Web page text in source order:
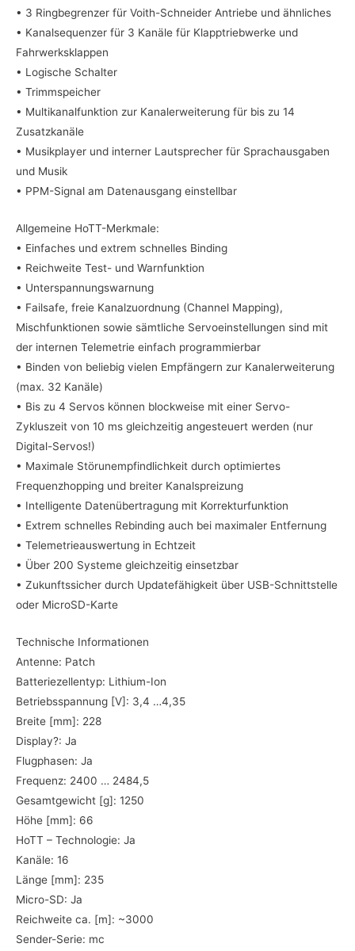
• 3 Ringbegrenzer für Voith-Schneider Antriebe und ähnliches
• Kanalsequenzer für 3 Kanäle für Klapptriebwerke und
Fahrwerksklappen
• Logische Schalter
• Trimmspeicher
• Multikanalfunktion zur Kanalerweiterung für bis zu 14
Zusatzkanäle
• Musikplayer und interner Lautsprecher für Sprachausgaben
und Musik
• PPM-Signal am Datenausgang einstellbar
Allgemeine HoTT-Merkmale:
• Einfaches und extrem schnelles Binding
• Reichweite Test- und Warnfunktion
• Unterspannungswarnung
• Failsafe, freie Kanalzuordnung (Channel Mapping),
Mischfunktionen sowie sämtliche Servoeinstellungen sind mit
der internen Telemetrie einfach programmierbar
• Binden von beliebig vielen Empfängern zur Kanalerweiterung
(max. 32 Kanäle)
• Bis zu 4 Servos können blockweise mit einer Servo-
Zykluszeit von 10 ms gleichzeitig angesteuert werden (nur
Digital-Servos!)
• Maximale Störunempfindlichkeit durch optimiertes
Frequenzhopping und breiter Kanalspreizung
• Intelligente Datenübertragung mit Korrekturfunktion
• Extrem schnelles Rebinding auch bei maximaler Entfernung
• Telemetrieauswertung in Echtzeit
• Über 200 Systeme gleichzeitig einsetzbar
• Zukunftssicher durch Updatefähigkeit über USB-Schnittstelle
oder MicroSD-Karte
Technische Informationen
Antenne: Patch
Batteriezellentyp: Lithium-Ion
Betriebsspannung [V]: 3,4 …4,35
Breite [mm]: 228
Display?: Ja
Flugphasen: Ja
Frequenz: 2400 … 2484,5
Gesamtgewicht [g]: 1250
Höhe [mm]: 66
HoTT – Technologie: Ja
Kanäle: 16
Länge [mm]: 235
Micro-SD: Ja
Reichweite ca. [m]: ~3000
Sender-Serie: mc